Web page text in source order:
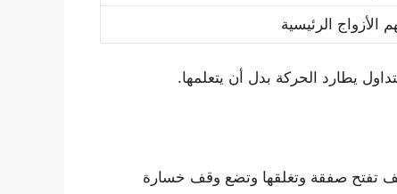
الأزواج الرئيسية
يطارد الحركة بدل أن يتعلمها.
تفتح صفقة وتغلقها وتضع وقف خسارة